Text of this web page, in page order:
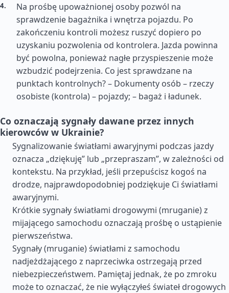
Na prośbę upoważnionej osoby pozwól na
sprawdzenie bagażnika i wnętrza pojazdu. Po
zakończeniu kontroli możesz ruszyć dopiero po
uzyskaniu pozwolenia od kontrolera. Jazda powinna
być powolna, ponieważ nagłe przyspieszenie może
wzbudzić podejrzenia. Co jest sprawdzane na
punktach kontrolnych? – Dokumenty osób – rzeczy
osobiste (kontrola) – pojazdy; – bagaż i ładunek.
Co oznaczają sygnały dawane przez innych
kierowców w Ukrainie?
Sygnalizowanie światłami awaryjnymi podczas jazdy
oznacza „dziękuję” lub „przepraszam”, w zależności od
kontekstu. Na przykład, jeśli przepuścisz kogoś na
drodze, najprawdopodobniej podziękuje Ci światłami
awaryjnymi.
Krótkie sygnały światłami drogowymi (mruganie) z
mijającego samochodu oznaczają prośbę o ustąpienie
pierwszeństwa.
Sygnały (mruganie) światłami z samochodu
nadjeżdżającego z naprzeciwka ostrzegają przed
niebezpieczeństwem. Pamiętaj jednak, że po zmroku
może to oznaczać, że nie wyłączyłeś świateł drogowych